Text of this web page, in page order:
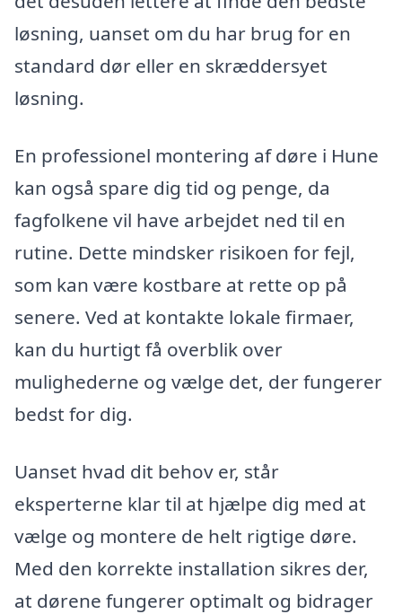
løsning, uanset om du har brug for en
standard dør eller en skræddersyet
løsning.
En professionel montering af døre i Hune
kan også spare dig tid og penge, da
fagfolkene vil have arbejdet ned til en
rutine. Dette mindsker risikoen for fejl,
som kan være kostbare at rette op på
senere. Ved at kontakte lokale firmaer,
kan du hurtigt få overblik over
mulighederne og vælge det, der fungerer
bedst for dig.
Uanset hvad dit behov er, står
eksperterne klar til at hjælpe dig med at
vælge og montere de helt rigtige døre.
Med den korrekte installation sikres der,
at dørene fungerer optimalt og bidrager